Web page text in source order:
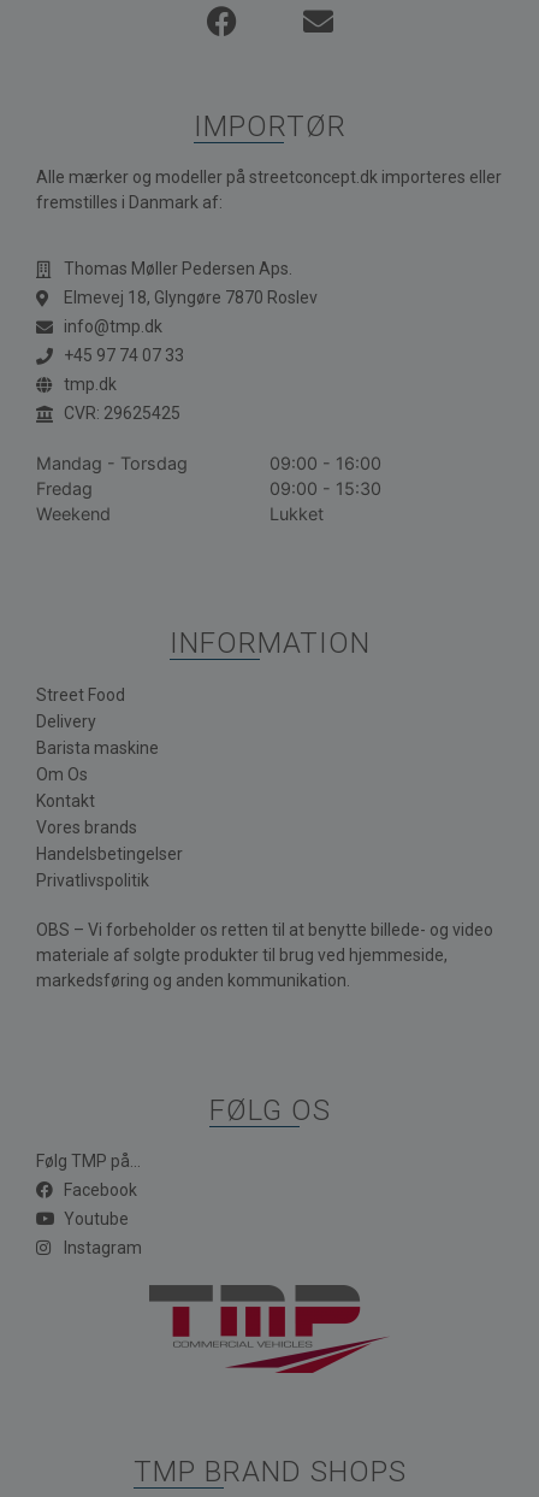
IMPORTØR
Alle mærker og modeller på streetconcept.dk importeres eller
fremstilles i Danmark af:
Thomas Møller Pedersen Aps.
Elmevej 18, Glyngøre 7870 Roslev
info@tmp.dk
+45 97 74 07 33
tmp.dk
CVR: 29625425
Mandag - Torsdag
09:00 - 16:00
Fredag
09:00 - 15:30
Weekend
Lukket
INFORMATION
Street Food
Delivery
Barista maskine
Om Os
Kontakt
Vores brands
Handelsbetingelser
Privatlivspolitik
OBS – Vi forbeholder os retten til at benytte billede- og video
materiale af solgte produkter til brug ved hjemmeside,
markedsføring og anden kommunikation.
FØLG OS
Følg TMP på...
Facebook
Youtube
Instagram
TMP BRAND SHOPS